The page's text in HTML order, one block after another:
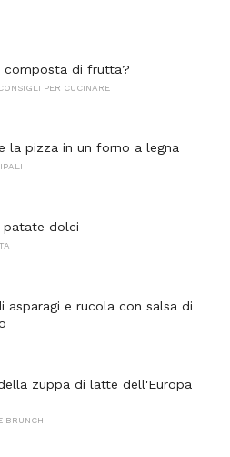
composta di frutta?
PER CUCINARE
la pizza in un forno a legna
patate dolci
asparagi e rucola con salsa di
zuppa di latte dell'Europa
BRUNCH